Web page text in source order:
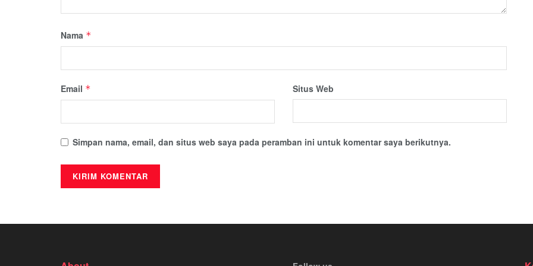
Nama *
Email * Situs Web
Simpan nama, email, dan situs web saya pada peramban ini untuk komentar saya berikutnya.